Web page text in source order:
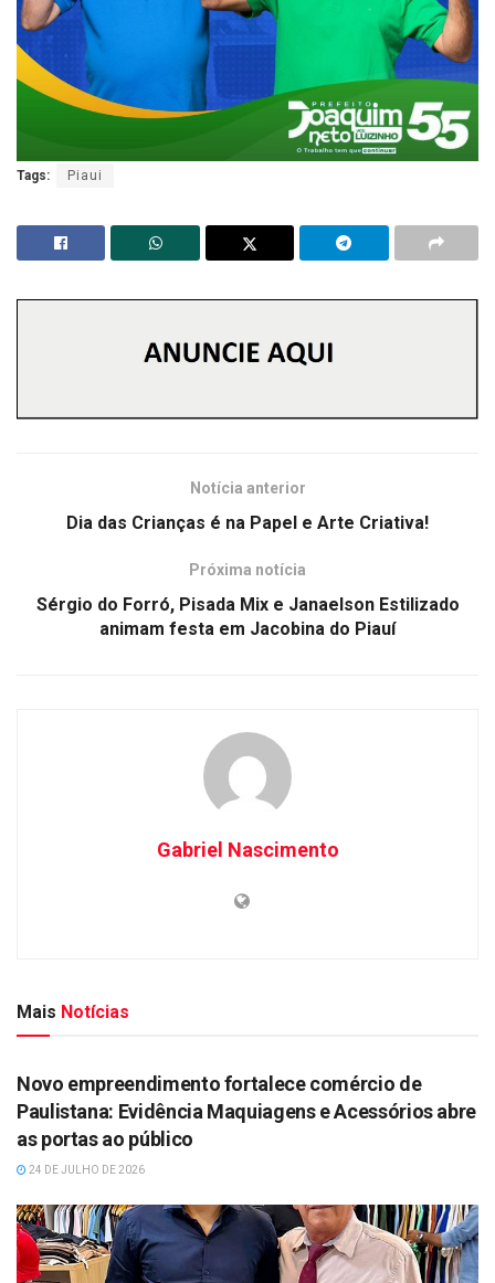
Tags: Piaui
Notícia anterior
Dia das Crianças é na Papel e Arte Criativa!
Próxima notícia
Sérgio do Forró, Pisada Mix e Janaelson Estilizado
animam festa em Jacobina do Piauí
Gabriel Nascimento
Mais Notícias
DESTAQUES
Novo empreendimento fortalece comércio de
Paulistana: Evidência Maquiagens e Acessórios abre
as portas ao público
24 DE JULHO DE 2026